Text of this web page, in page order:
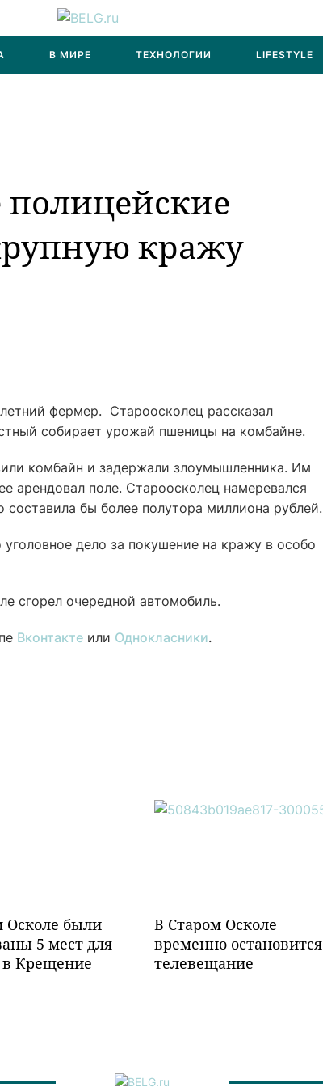
В МИРЕ ТЕХНОЛОГИИ LIFESTYLE
полицейские
кражу
фермер. Староосколец рассказал
собирает урожай пшеницы на комбайне.
комбайн и задержали злоумышленника. Им
арендовал поле. Староосколец намеревался
бы более полутора миллиона рублей.
дело за покушение на кражу в особо
сгорел очередной автомобиль.
Вконтакте или Однокласники.
Осколе были
5 мест для
Крещение
В Старом Осколе
временно остановится
телевещание